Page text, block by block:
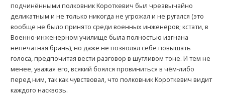
подчинёнными полковник Kороткевич был чрезвычайно
деликатным и не только никогда не угрожал и не ругался (это
вообще не было принято среди военных инженеров; кстати, в
Военно-инженерном училище была полностью изгнана
непечатная брань), но даже не позволял себе повышать
голоса, предпочитая вести разговор в шутливом тоне. И тем не
менее, уважая его, всякий боялся провиниться в чём-либо
перед ним, так как чувствовал, что полковник Kороткевич видит
каждого насквозь.